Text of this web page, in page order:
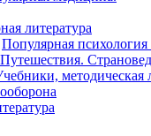
литература
Популярная психология
методическая